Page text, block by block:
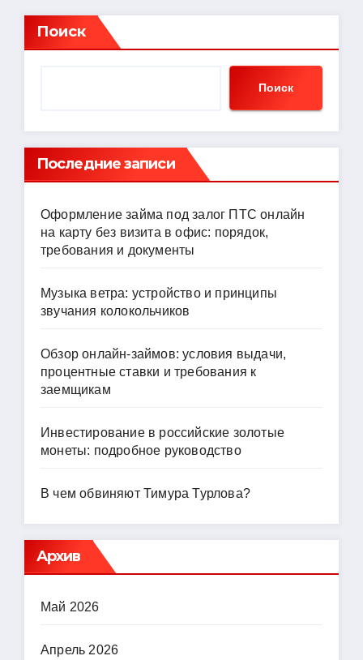
Поиск
Поиск
Последние записи
Оформление займа под залог ПТС онлайн
на карту без визита в офис: порядок,
требования и документы
Музыка ветра: устройство и принципы
звучания колокольчиков
Обзор онлайн-займов: условия выдачи,
процентные ставки и требования к
заемщикам
Инвестирование в российские золотые
монеты: подробное руководство
В чем обвиняют Тимура Турлова?
Архив
Май 2026
Апрель 2026